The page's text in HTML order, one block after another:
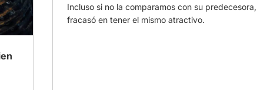
Incluso si no la comparamos con su
fracasó en tener el mismo atractivo.